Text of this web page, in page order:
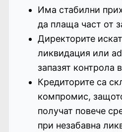
Има стабилни
да плаща част от
Директорите
ликвидация или
запазят контрола
Кредиторите са
компромис,
получат повече
при незабавна